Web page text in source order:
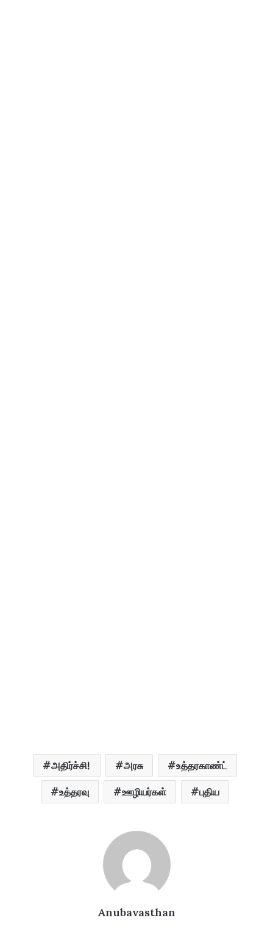
அதிர்ச்சி! அரசு உத்தரகாண்ட்
உத்தரவு ஊழியர்கள் புதிய
Anubavasthan